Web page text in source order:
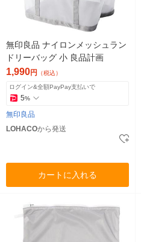
無印良品 ナイロンメッシュラン
ドリーバッグ 小 良品計画
1,990円 （税込）
ログイン&全額PayPay支払いで
5%
無印良品
LOHACOから発送
カートに入れる